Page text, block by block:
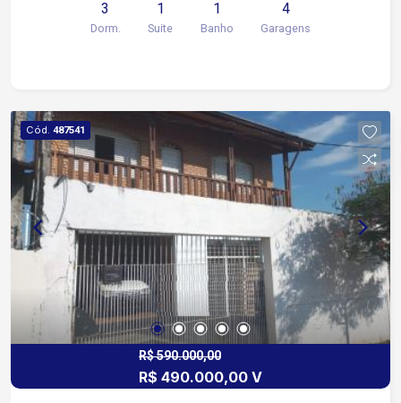
3
Dorm.
1
Suite
1
Banho
4
Garagens
Cód. 487541
R$ 590.000,00
R$ 490.000,00 V